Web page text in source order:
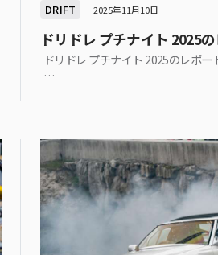
DRIFT 2025年11月10日
ドリドレ プチナイト 2025
ドリドレ プチナイト 2025のレポー
…